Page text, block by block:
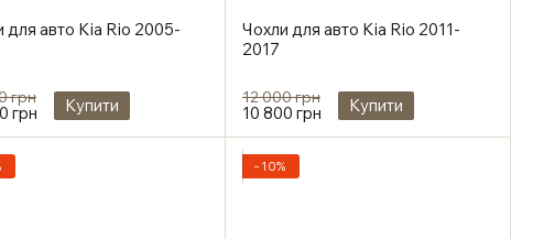
для авто Kia Rio 2005-
грн
грн Купити
Чохли для авто Kia Rio 2011-
2017
12 000 грн
10 800 грн Купити
−10%